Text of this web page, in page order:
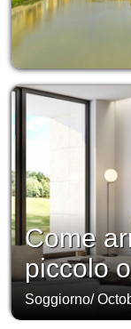
Come
piccolo
Soggiorno/